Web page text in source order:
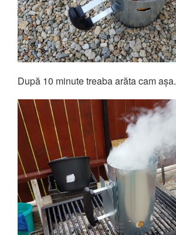
După 10 minute treaba arăta cam așa.